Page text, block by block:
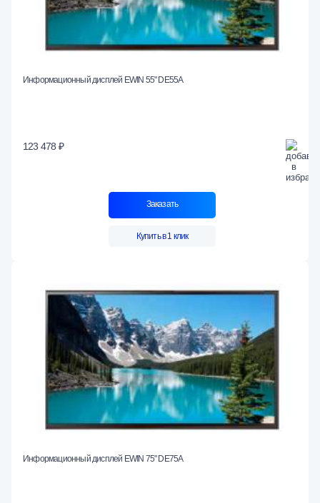
Информационный дисплей EWIN 55" DE55A
123 478 ₽
Заказать
Купить в 1 клик
Информационный дисплей EWIN 75" DE75A